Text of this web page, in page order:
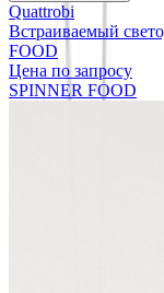
Quattrobi
Встраиваемый
FOOD
Цена по запросу
SPINNER FOOD